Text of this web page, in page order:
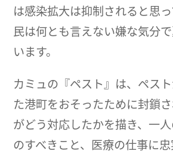
は感染拡大は抑制されると思
民は何とも言えない嫌な気分
います。
カミュの『ペスト』は、ペス
た港町をおそったために封鎖
がどう対応したかを描き、一
のすべきこと、医療の仕事に